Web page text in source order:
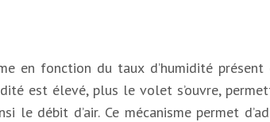
en fonction du taux d’humidité
est élevé, plus le volet s’ouvre,
le débit d’air. Ce mécanisme permet